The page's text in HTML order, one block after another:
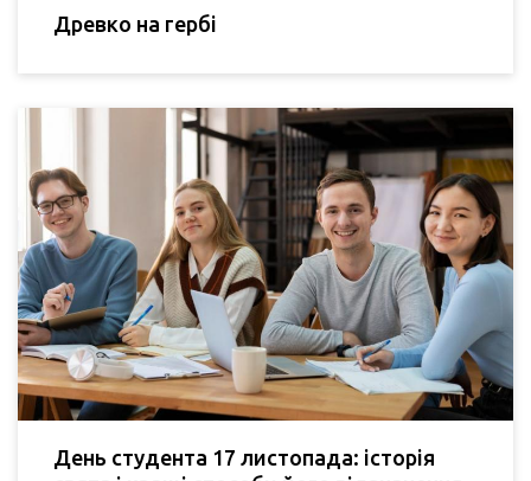
Древко на гербі
День студента 17 листопада: історія